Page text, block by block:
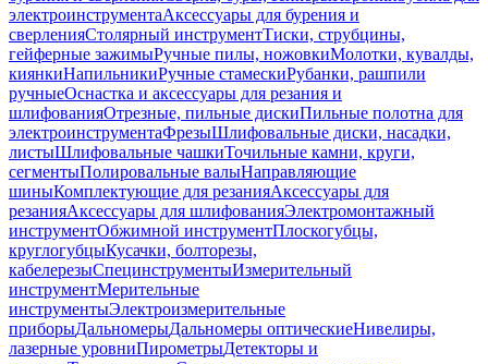
электроинструментаАксессуары для бурения и
сверленияСтолярный инструментТиски, струбцины,
гейферные зажимыРучные пилы, ножовкиМолотки, кувалды,
киянкиНапильникиРучные стамескиРубанки, рашпили
ручныеОснастка и аксессуары для резания и
шлифованияОтрезные, пильные дискиПильные полотна для
электроинструментаФрезыШлифовальные диски, насадки,
листыШлифовальные чашкиТочильные камни, круги,
сегментыПолировальные валыНаправляющие
шиныКомплектующие для резанияАксессуары для
резанияАксессуары для шлифованияЭлектромонтажный
инструментОбжимной инструментПлоскогубцы,
круглогубцыКусачки, болторезы,
кабелерезыСпецинструментыИзмерительный
инструментМерительные
инструментыЭлектроизмерительные
приборыДальномерыДальномеры оптическиеНивелиры,
лазерные уровниПирометрыДетекторы и